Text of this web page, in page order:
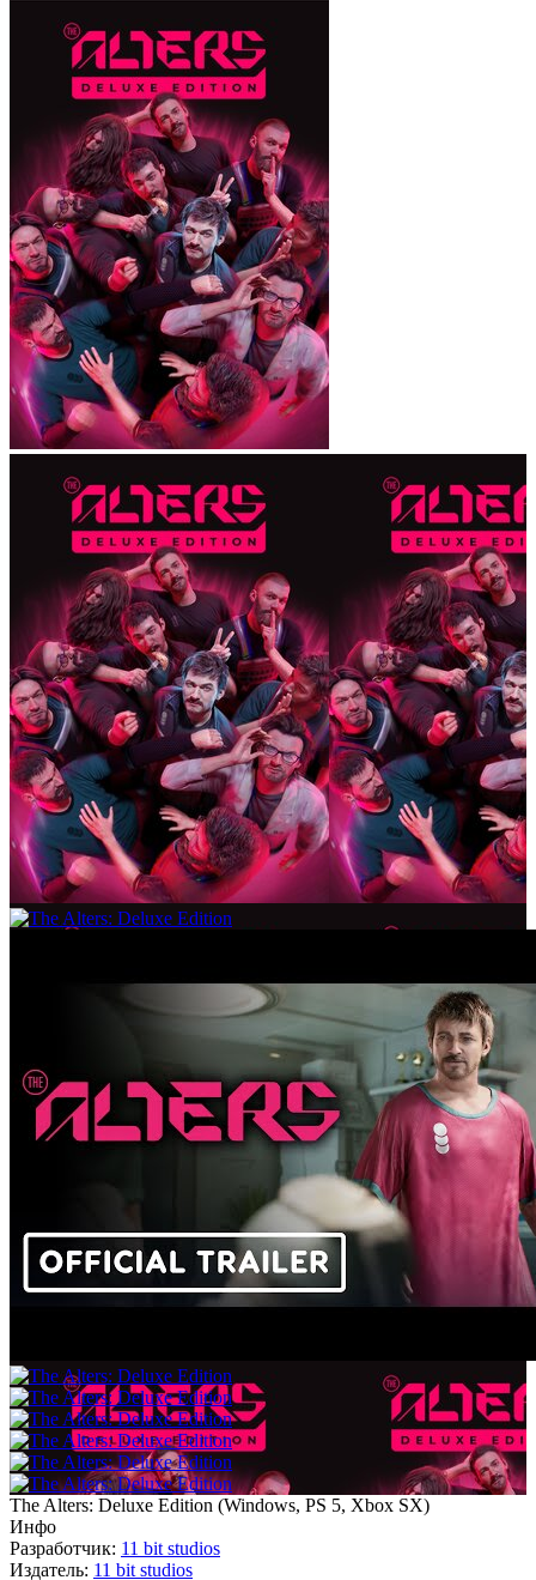
The Alters: Deluxe Edition (Windows, PS 5, Xbox SX)
Инфо
Разработчик: 11 bit studios
Издатель: 11 bit studios